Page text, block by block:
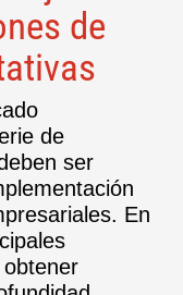
de
de
ser
En